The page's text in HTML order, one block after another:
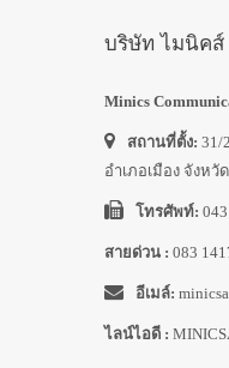
บริษัท ไมนิค
Minics
สถานที่ตั้ง: 31/
อำเภอเมือง จังห
โทรศัพท์:
สายด่วน : 083
อีเมล์:
ไลน์ไอดี :